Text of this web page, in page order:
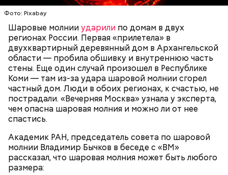
Фото: Pixabay
Шаровые молнииударили по домам в двух
регионах России. Первая «прилетела» в
двухквартирный деревянный дом в Архангельской
области — пробила обшивку и внутреннюю часть
стены. Еще один случай произошел в Республике
Коми — там из-за удара шаровой молнии сгорел
частный дом. Люди в обоих регионах, к счастью, не
пострадали. «Вечерняя Москва» узнала у эксперта,
чем опасна шаровая молния и можно ли от нее
спастись.
Академик РАН, председатель совета по шаровой
молнии Владимир Бычков в беседе с «ВМ»
рассказал, что шаровая молния может быть любого
размера:
и в окно влезть, причем в двухметровое.
Сжимается, как воздушный шар, и проходит.
УЧЕНЫЕ МОЛНИИ ПОГОДА
По его словам, солдаты не знали о масштабах
трагедии. Подобных аварий раньше не случалось.
Поэтому он не испытывал страха.